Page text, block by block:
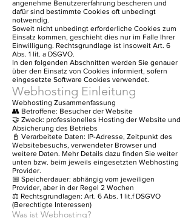
angenehme Benutzererfahrung bescheren und
dafür sind bestimmte Cookies oft unbedingt
notwendig.
Soweit nicht unbedingt erforderliche Cookies zum
Einsatz kommen, geschieht dies nur im Falle Ihrer
Einwilligung. Rechtsgrundlage ist insoweit Art. 6
Abs. 1 lit. a DSGVO.
In den folgenden Abschnitten werden Sie genauer
über den Einsatz von Cookies informiert, sofern
eingesetzte Software Cookies verwendet.
Webhosting Einleitung
Webhosting Zusammenfassung
👥 Betroffene: Besucher der Website
🤝 Zweck: professionelles Hosting der Website und
Absicherung des Betriebs
📓 Verarbeitete Daten: IP-Adresse, Zeitpunkt des
Websitebesuchs, verwendeter Browser und
weitere Daten. Mehr Details dazu finden Sie weiter
unten bzw. beim jeweils eingesetzten Webhosting
Provider.
📅 Speicherdauer: abhängig vom jeweiligen
Provider, aber in der Regel 2 Wochen
⚖️ Rechtsgrundlagen: Art. 6 Abs. 1 lit.f DSGVO
(Berechtigte Interessen)
Was ist Webhosting?